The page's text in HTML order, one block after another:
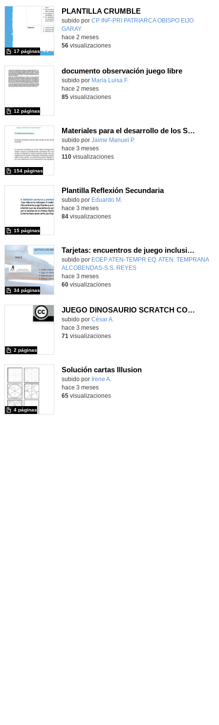
PLANTILLA CRUMBLE
Contenido educativo.
subido por CP INF-PRI PATRIARCA OBISPO EIJO
GARAY
17 páginas
-
hace 2 meses
56visualizaciones
documento observación juego libre
Contenido educativo.
subido por Maria Luisa F.
12 páginas
hace 2 meses
85visualizaciones
Materiales para el desarrollo de los Sentidos Matemáticos
Contenido educativo.
subido por Jaime Manuel P.
154 páginas
hace 3 meses
110visualizaciones
Plantilla Reflexión Secundaria
Contenido educativo.
subido por Eduardo M.
15 páginas
hace 3 meses
84visualizaciones
Tarjetas: encuentros de juego inclusivo en familia.
Contenido educativo.
subido por EOEP ATEN-TEMPR EQ. ATEN. TEMPRANA
ALCOBENDAS-S.S. REYES
34 páginas
-
hace 3 meses
60visualizaciones
JUEGO DINOSAURIO SCRATCH CON PLACA MICROBIT MANDO
Contenido educativo.
subido por César A.
2 páginas
hace 3 meses
71 visualizaciones
Solución cartas Illusion
Contenido educativo.
subido por Irene A.
4 páginas
hace 3 meses
65visualizaciones